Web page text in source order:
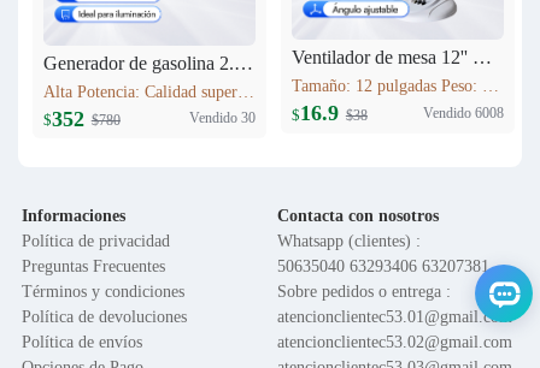
Generador de gasolina 2.2kVA EC2500CX
Alta Potencia: Calidad superior. Máxima Estabilidad: AVR, protege equipos. Bajo Consumo: Ahorro >10%. Bajo Ruido: Silenciador industrial. Versátil: Hogar/obras/exteriores. Portátil: Ligero, fácil transporte.
$352 $780 Vendido 30
Ventilador de mesa 12'' HFA-TP12A
Tamaño: 12 pulgadas Peso: 1.6 kg Voltaje: 120V 60HZ Material del motor: Cobre Función: Control de 3 velocidades; Oscilación; Inclinación vertical ajustable; Altura ajustable; Base en cruz; Rejilla de seguridad; Fácil montaje
$16.9 $38 Vendido 6008
Informaciones
Política de privacidad
Preguntas Frecuentes
Términos y condiciones
Política de devoluciones
Política de envíos
Contacta con nosotros
Whatsapp (clientes) :
50635040 63293406 63207381
Sobre pedidos o entrega :
atencionclientec53.01@gmail.com
atencionclientec53.02@gmail.com